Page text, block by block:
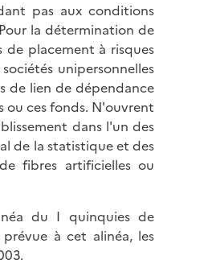
pas aux conditions
la détermination de
de placement à risques
unipersonnelles
de lien de dépendance
ou ces fonds. N'ouvrent
dans l'un des
de la statistique et des
fibres artificielles ou
du I quinquies de
à cet alinéa, les